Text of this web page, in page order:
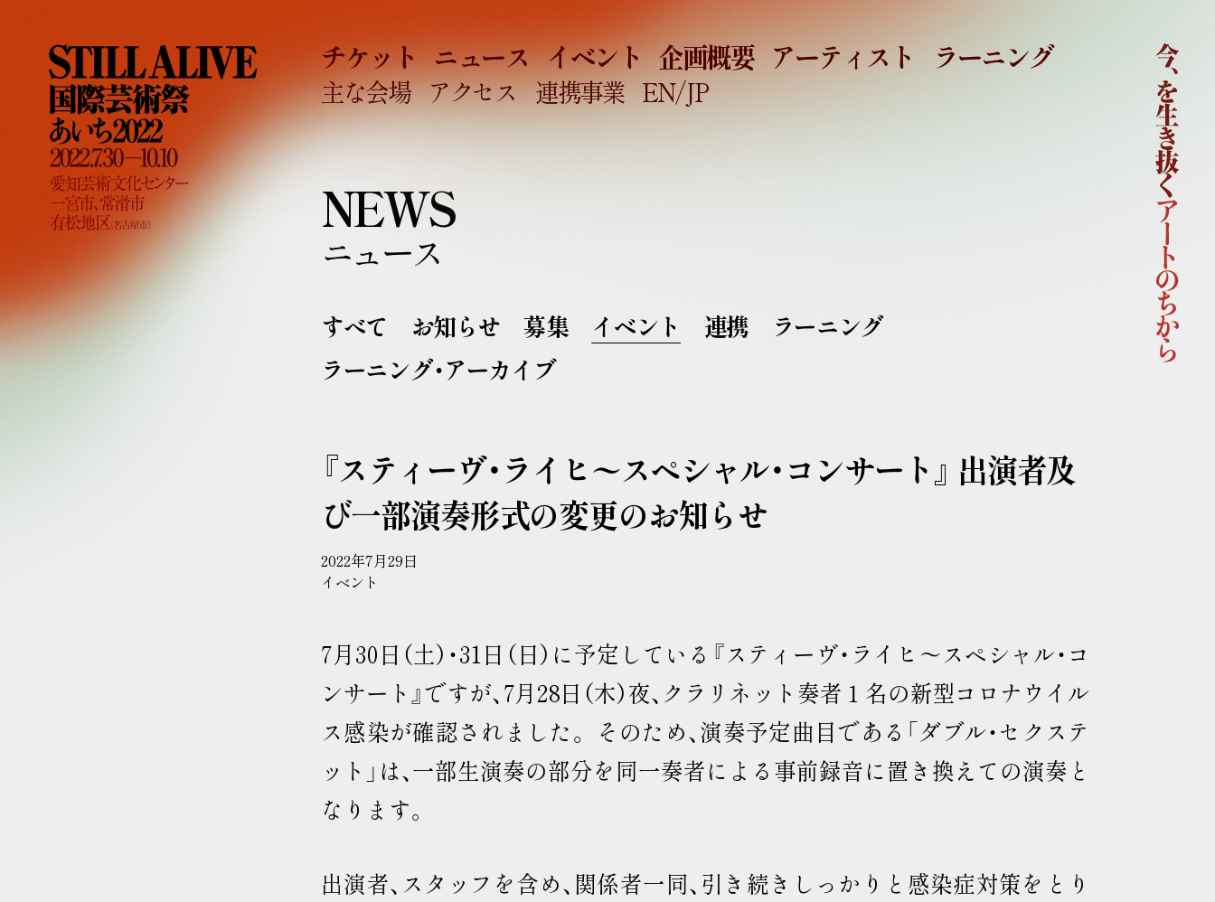
ホーム
国際芸術祭「あいち2022」企画概要
企画体制
協賛
ニュース
イベント
アーティスト
ラーニング
ラーニング・アーカイブ
取材申込み
画像貸し出し プレスリリース
チケット ニュース イベント 企画概要 アーティスト ラーニング
主な会場 アクセス 連携事業 EN/JP
NEWS
ニュース
すべて お知らせ 募集 イベント 連携
ラーニング
ラーニング・アーカイブ
『スティーヴ・ライヒ〜スペシャル・コンサート』 出演者及
び一部演奏形式の変更のお知らせ
2022年7月29日
イベント
7月30日（土）・31日（日）に予定している『スティーヴ・ライヒ〜スペシャル・コ
ンサート』ですが、7月28日（木）夜、クラリネット奏者１名の新型コロナウイル
ス感染が確認されました。 そのため、演奏予定曲目である「ダブル・セクステ
ット」は、一部生演奏の部分を同一奏者による事前録音に置き換えての演奏と
なります。
出演者、スタッフを含め、関係者一同、引き続きしっかりと感染症対策をとり